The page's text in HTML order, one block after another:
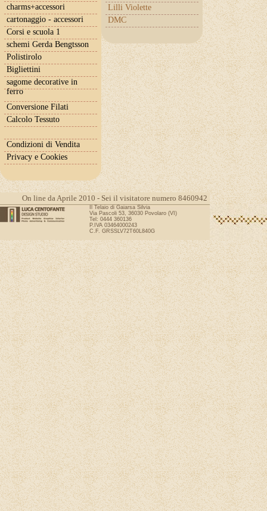
Lilli Violette
DMC
charms+accessori
cartonaggio - accessori
Corsi e scuola 1
schemi Gerda Bengtsson
Polistirolo
Bigliettini
sagome decorative in
ferro
Conversione Filati
Calcolo Tessuto
Condizioni di Vendita
Privacy e Cookies
On line da Aprile 2010 - Sei il visitatore numero 8460942
Il Telaio di Gaiarsa Silvia
Via Pascoli 53, 36030 Povolaro (VI)
Tel: 0444 360136
P.IVA 03464000243
C.F. GRSSLV72T60L840G